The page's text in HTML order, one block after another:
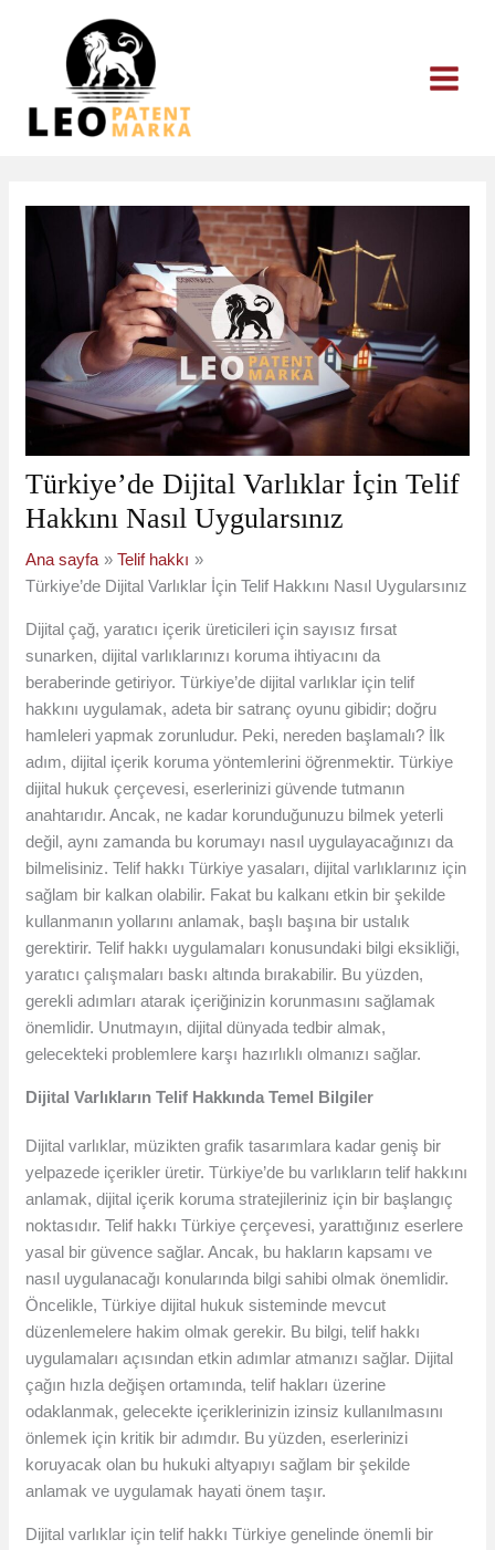
Türkiye’de Dijital Varlıklar İçin Telif
Hakkını Nasıl Uygularsınız
Ana sayfa
Telif hakkı
Türkiye’de Dijital Varlıklar İçin Telif Hakkını Nasıl Uygularsınız
Dijital çağ, yaratıcı içerik üreticileri için sayısız fırsat
sunarken, dijital varlıklarınızı koruma ihtiyacını da
beraberinde getiriyor. Türkiye’de dijital varlıklar için telif
hakkını uygulamak, adeta bir satranç oyunu gibidir; doğru
hamleleri yapmak zorunludur. Peki, nereden başlamalı? İlk
adım, dijital içerik koruma yöntemlerini öğrenmektir. Türkiye
dijital hukuk çerçevesi, eserlerinizi güvende tutmanın
anahtarıdır. Ancak, ne kadar korunduğunuzu bilmek yeterli
değil, aynı zamanda bu korumayı nasıl uygulayacağınızı da
bilmelisiniz. Telif hakkı Türkiye yasaları, dijital varlıklarınız için
sağlam bir kalkan olabilir. Fakat bu kalkanı etkin bir şekilde
kullanmanın yollarını anlamak, başlı başına bir ustalık
gerektirir. Telif hakkı uygulamaları konusundaki bilgi eksikliği,
yaratıcı çalışmaları baskı altında bırakabilir. Bu yüzden,
gerekli adımları atarak içeriğinizin korunmasını sağlamak
önemlidir. Unutmayın, dijital dünyada tedbir almak,
gelecekteki problemlere karşı hazırlıklı olmanızı sağlar.
Dijital Varlıkların Telif Hakkında Temel Bilgiler
Dijital varlıklar, müzikten grafik tasarımlara kadar geniş bir
yelpazede içerikler üretir. Türkiye’de bu varlıkların telif hakkını
anlamak, dijital içerik koruma stratejileriniz için bir başlangıç
noktasıdır. Telif hakkı Türkiye çerçevesi, yarattığınız eserlere
yasal bir güvence sağlar. Ancak, bu hakların kapsamı ve
nasıl uygulanacağı konularında bilgi sahibi olmak önemlidir.
Öncelikle, Türkiye dijital hukuk sisteminde mevcut
düzenlemelere hakim olmak gerekir. Bu bilgi, telif hakkı
uygulamaları açısından etkin adımlar atmanızı sağlar. Dijital
çağın hızla değişen ortamında, telif hakları üzerine
odaklanmak, gelecekte içeriklerinizin izinsiz kullanılmasını
önlemek için kritik bir adımdır. Bu yüzden, eserlerinizi
koruyacak olan bu hukuki altyapıyı sağlam bir şekilde
anlamak ve uygulamak hayati önem taşır.
Dijital varlıklar için telif hakkı Türkiye genelinde önemli bir